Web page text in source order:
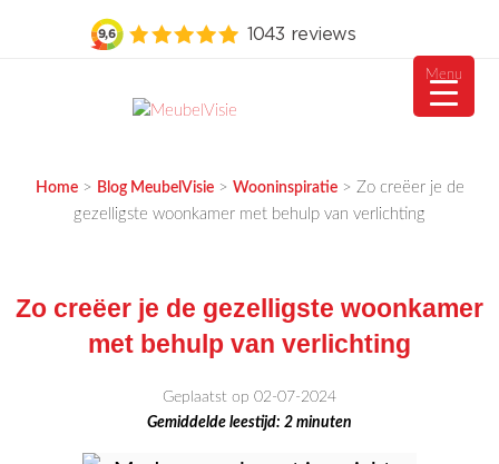
inhoudHome> Blog MeubelVisie> Wooninspiratie> Zo creëer je de
gezelligste woonkamer met behulp van verlichting
Zo creëer je de gezelligste woonkamer
met behulp van verlichting
Geplaatst op 02-07-2024
Gemiddelde leestijd: 2 minuten
Menu